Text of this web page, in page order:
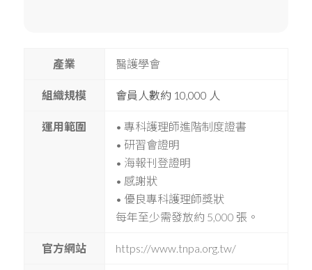
產業 醫護學會
組織規模 會員人數約 10,000 人
運用範圍
• 專科護理師進階制度證書
• 研習會證明
• 海報刊登證明
• 感謝狀
• 優良專科護理師獎狀
每年至少需發放約 5,000 張。
官方網站 https://www.tnpa.org.tw/